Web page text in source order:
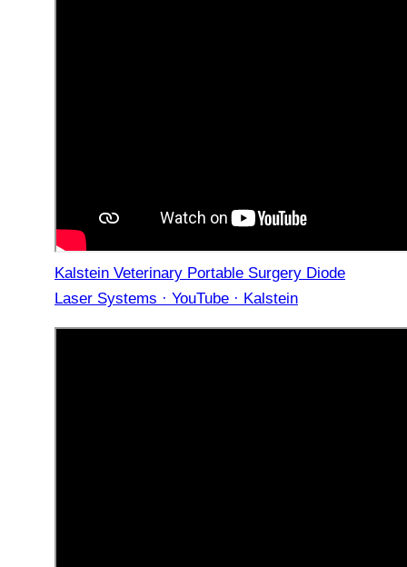
Kalstein Veterinary Portable Surgery Diode
Laser Systems · YouTube · Kalstein